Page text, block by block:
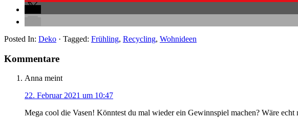
Posted In: Deko · Tagged: Frühling, Recycling, Wohnideen
Kommentare
Anna meint
22. Februar 2021 um 10:47
Mega cool die Vasen! Könntest du mal wieder ein Gewinnspiel machen? Wäre